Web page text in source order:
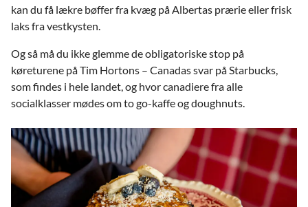
kan du få lækre bøffer fra kvæg på Albertas prærie eller frisk
laks fra vestkysten.
Og så må du ikke glemme de obligatoriske stop på
køreturene på Tim Hortons – Canadas svar på Starbucks,
som findes i hele landet, og hvor canadiere fra alle
socialklasser mødes om to go-kaffe og doughnuts.